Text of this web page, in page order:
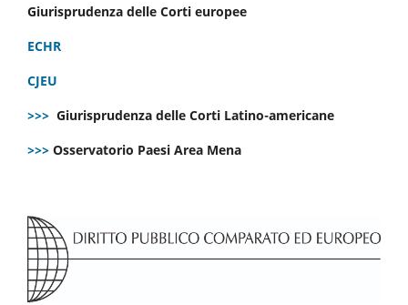
Giurisprudenza delle Corti europee
ECHR
CJEU
>>> Giurisprudenza delle Corti Latino-americane
>>> Osservatorio Paesi Area Mena